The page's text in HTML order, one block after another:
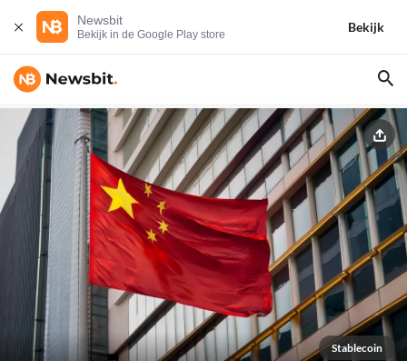
Newsbit
Bekijk in de Google Play store
Bekijk
Stablecoin